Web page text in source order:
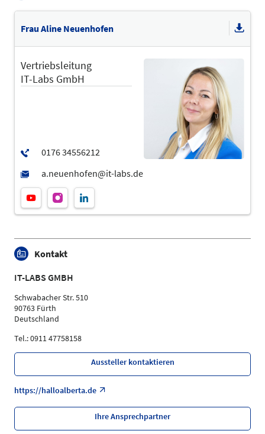
Frau Aline Neuenhofen
Vertriebsleitung
IT-Labs GmbH
Kontakt
IT-LABS GMBH
Schwabacher Str. 510
90763 Fürth
Deutschland
Tel.: 0911 47758158
Aussteller kontaktieren
https://halloalberta.de
Ihre Ansprechpartner